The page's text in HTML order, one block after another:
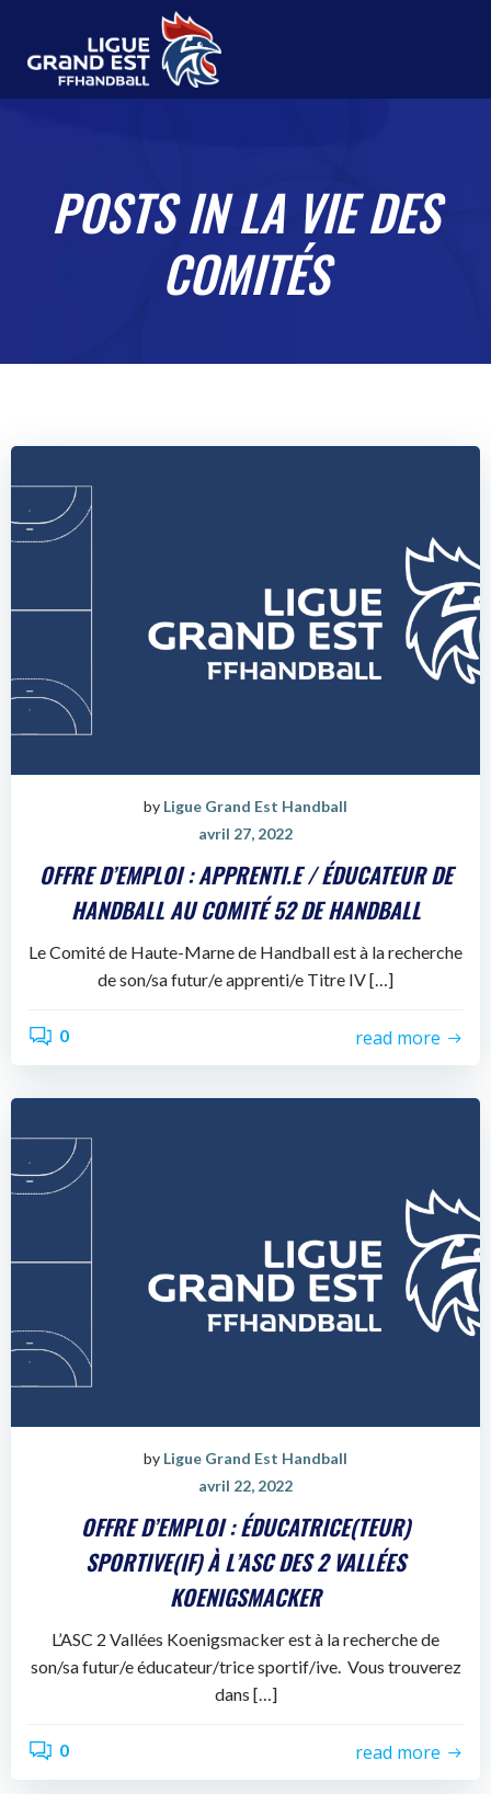
POSTS IN LA VIE DES
COMITÉS
by Ligue Grand Est Handball
avril 27, 2022
OFFRE D’EMPLOI : APPRENTI.E / ÉDUCATEUR DE
HANDBALL AU COMITÉ 52 DE HANDBALL
Le Comité de Haute-Marne de Handball est à la recherche
de son/sa futur/e apprenti/e Titre IV […]
0 read more
by Ligue Grand Est Handball
avril 22, 2022
OFFRE D’EMPLOI : ÉDUCATRICE(TEUR)
SPORTIVE(IF) À L’ASC DES 2 VALLÉES
KOENIGSMACKER
L’ASC 2 Vallées Koenigsmacker est à la recherche de
son/sa futur/e éducateur/trice sportif/ive. Vous trouverez
dans […]
0 read more